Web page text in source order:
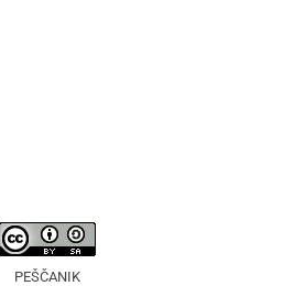
PEŠČANIK